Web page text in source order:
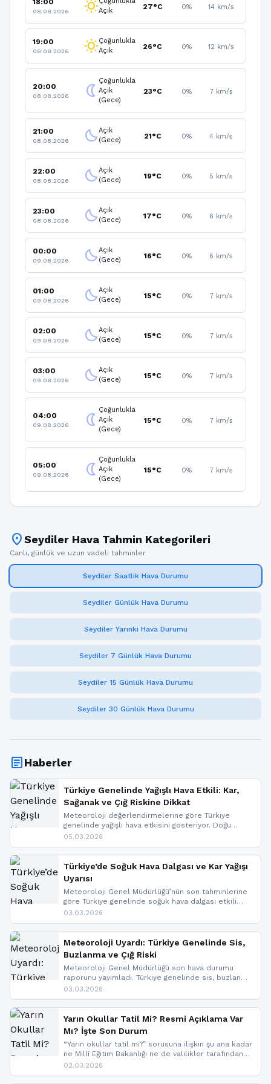
08.08.2026 wb_sunnyAçık
27°C 0% 14 km/s
19:00
08.08.2026 wb_sunnyÇoğunlukla
Açık
26°C 0% 12 km/s
20:00
08.08.2026 nightlight
Çoğunlukla
Açık
(Gece)
23°C 0% 7 km/s
21:00
08.08.2026 clear_nightAçık
(Gece)
21°C 0% 4 km/s
22:00
08.08.2026 clear_nightAçık
(Gece)
19°C 0% 5 km/s
23:00
08.08.2026 clear_nightAçık
(Gece)
17°C 0% 6 km/s
00:00
09.08.2026 clear_nightAçık
(Gece)
16°C 0% 6 km/s
01:00
09.08.2026 clear_nightAçık
(Gece)
15°C 0% 7 km/s
02:00
09.08.2026 clear_nightAçık
(Gece)
15°C 0% 7 km/s
03:00
09.08.2026 clear_nightAçık
(Gece)
15°C 0% 7 km/s
04:00
09.08.2026 nightlight
Çoğunlukla
Açık
(Gece)
15°C 0% 7 km/s
05:00
09.08.2026 nightlight
Çoğunlukla
Açık
(Gece)
15°C 0% 7 km/s
location_onSeydiler Hava Tahmin Kategorileri
Canlı, günlük ve uzun vadeli tahminler
Seydiler Saatlik Hava Durumu
Seydiler Günlük Hava Durumu
Seydiler Yarınki Hava Durumu
Seydiler 7 Günlük Hava Durumu
Seydiler 15 Günlük Hava Durumu
Seydiler 30 Günlük Hava Durumu
articleHaberler
Türkiye Genelinde Yağışlı Hava Etkili: Kar,
Sağanak ve Çığ Riskine Dikkat
Meteoroloji değerlendirmelerine göre Türkiye
genelinde yağışlı hava etkisini gösteriyor. Doğu
bölgelerinde kar yağışı beklenirken Marmara ve
ise çığ tehlikesi bulunuyor. İç kesimlerde sis ve pus
nedeniyle görüş mesafesinde azalma
yaşanabileceği belirtiliyor.
05.03.2026
Türkiye’de Soğuk Hava Dalgası ve Kar Yağışı
Uyarısı
Meteoroloji Genel Müdürlüğü’nün son tahminlerine
göre Türkiye genelinde soğuk hava dalgası etkili
oluyor. Birçok il için kar yağışı ve buzlanma uyarısı
03.03.2026
Meteoroloji Uyardı: Türkiye Genelinde Sis,
Buzlanma ve Çığ Riski
Meteoroloji Genel Müdürlüğü son hava durumu
raporunu yayımladı. Türkiye genelinde sis, buzlanma
ve don beklenirken Doğu Anadolu ve Doğu
yapıldı. İşte son dakika meteoroloji gelişmeleri.
03.03.2026
Yarın Okullar Tatil Mi? Resmi Açıklama Var
Mı? İşte Son Durum
“Yarın okullar tatil mi?” sorusuna ilişkin şu ana kadar
ne Millî Eğitim Bakanlığı ne de valilikler tarafından
yapılmış resmi bir tatil açıklaması bulunmamaktadır.
02.03.2026